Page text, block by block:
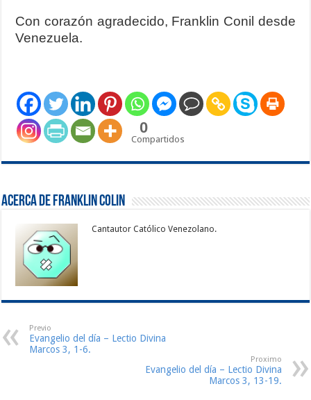
Con corazón agradecido, Franklin Conil desde
Venezuela.
0
Compartidos
Acerca de Franklin Colin
Cantautor Católico Venezolano.
Previo
Evangelio del día – Lectio Divina
Marcos 3, 1-6.
Proximo
Evangelio del día – Lectio Divina
Marcos 3, 13-19.